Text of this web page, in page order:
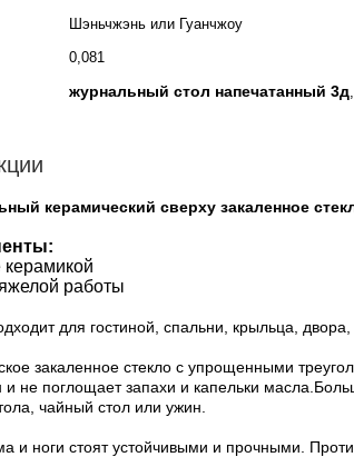
Шэньчжэнь или Гуанчжоу
0,081
журнальный стол напечатанный 3д,
керамический сверху закаленное
керамикой
работы
для гостиной, спальни, крыльца,
закаленное стекло с упрощенными
не поглощает запахи и капельки
чайный стол или ужин.
и ноги стоят устойчивыми и прочными.